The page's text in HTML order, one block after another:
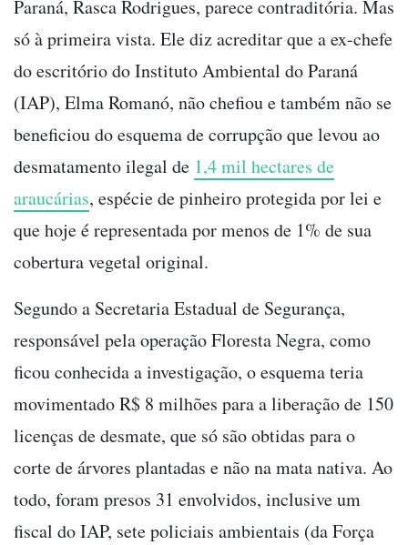
Paraná, Rasca Rodrigues, parece contraditória. Mas
só à primeira vista. Ele diz acreditar que a ex-chefe
do escritório do Instituto Ambiental do Paraná
(IAP), Elma Romanó, não chefiou e também não se
beneficiou do esquema de corrupção que levou ao
desmatamento ilegal de 1,4 mil hectares de
araucárias, espécie de pinheiro protegida por lei e
que hoje é representada por menos de 1% de sua
cobertura vegetal original.
Segundo a Secretaria Estadual de Segurança,
responsável pela operação Floresta Negra, como
ficou conhecida a investigação, o esquema teria
movimentado R$ 8 milhões para a liberação de 150
licenças de desmate, que só são obtidas para o
corte de árvores plantadas e não na mata nativa. Ao
todo, foram presos 31 envolvidos, inclusive um
fiscal do IAP, sete policiais ambientais (da Força